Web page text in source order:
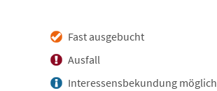
Fast ausgebucht
Ausfall
Interessensbekundung möglich